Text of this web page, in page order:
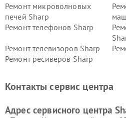
Ремонт микроволновых
печей Sharp
Ремонт телефонов Sharp
Ремонт телевизоров Sharp
Ремонт ресиверов Sharp
Контакты сервис центра
Адрес сервисного центра